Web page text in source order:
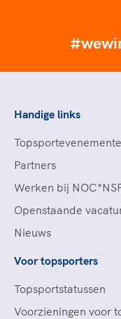
Handige links
Partners
Werken bij
Openstaande
Nieuws
Voor topsporters
Topsportstatussen
Voorzieningen voor